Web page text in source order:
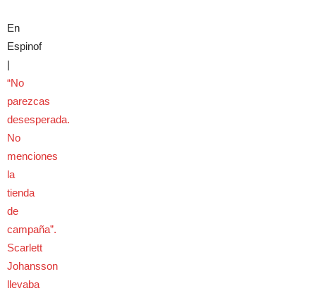
En
Espinof
|
“No
parezcas
desesperada.
No
menciones
la
tienda
de
campaña”.
Scarlett
Johansson
llevaba